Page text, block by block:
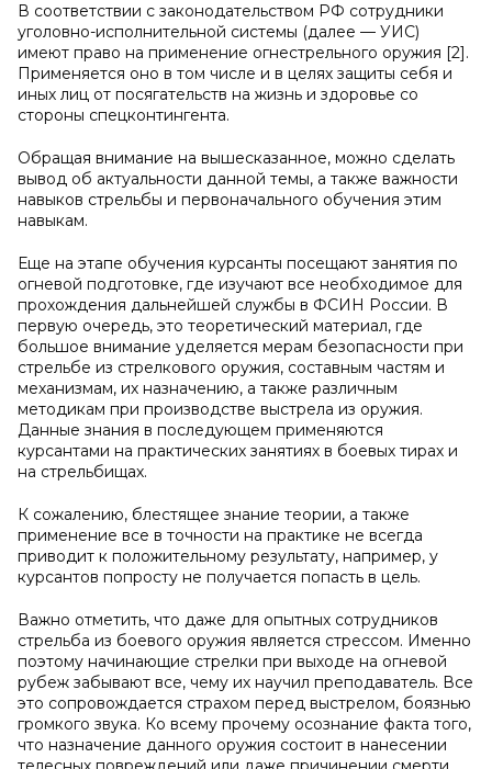
В соответствии с законодательством РФ сотрудники
уголовно-исполнительной системы (далее — УИС)
имеют право на применение огнестрельного оружия [2].
Применяется оно в том числе и в целях защиты себя и
иных лиц от посягательств на жизнь и здоровье со
стороны спецконтингента.
Обращая внимание на вышесказанное, можно сделать
вывод об актуальности данной темы, а также важности
навыков стрельбы и первоначального обучения этим
навыкам.
Еще на этапе обучения курсанты посещают занятия по
огневой подготовке, где изучают все необходимое для
прохождения дальнейшей службы в ФСИН России. В
первую очередь, это теоретический материал, где
большое внимание уделяется мерам безопасности при
стрельбе из стрелкового оружия, составным частям и
механизмам, их назначению, а также различным
методикам при производстве выстрела из оружия.
Данные знания в последующем применяются
курсантами на практических занятиях в боевых тирах и
на стрельбищах.
К сожалению, блестящее знание теории, а также
применение все в точности на практике не всегда
приводит к положительному результату, например, у
курсантов попросту не получается попасть в цель.
Важно отметить, что даже для опытных сотрудников
стрельба из боевого оружия является стрессом. Именно
поэтому начинающие стрелки при выходе на огневой
рубеж забывают все, чему их научил преподаватель. Все
это сопровождается страхом перед выстрелом, боязнью
громкого звука. Ко всему прочему осознание факта того,
что назначение данного оружия состоит в нанесении